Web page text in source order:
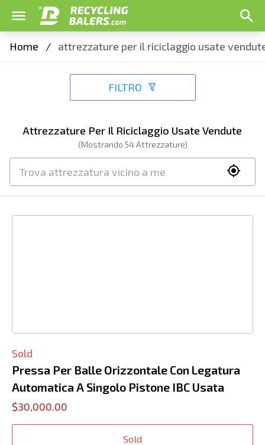
Home / attrezzature per il riciclaggio usate
FILTRO
Attrezzature Per Il Riciclaggio Usate Vendute
(Mostrando 54 Attrezzature)
Sold
Pressa Per Balle Orizzontale Con Legatura
Automatica A Singolo Pistone IBC Usata
$30,000.00
Sold